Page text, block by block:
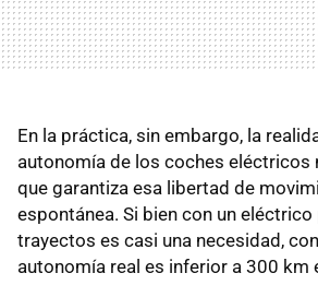
En la práctica, sin embargo, la
autonomía de los coches eléctricos
que garantiza esa libertad de
espontánea. Si bien con un
trayectos es casi una necesidad,
autonomía real es inferior a 300 km